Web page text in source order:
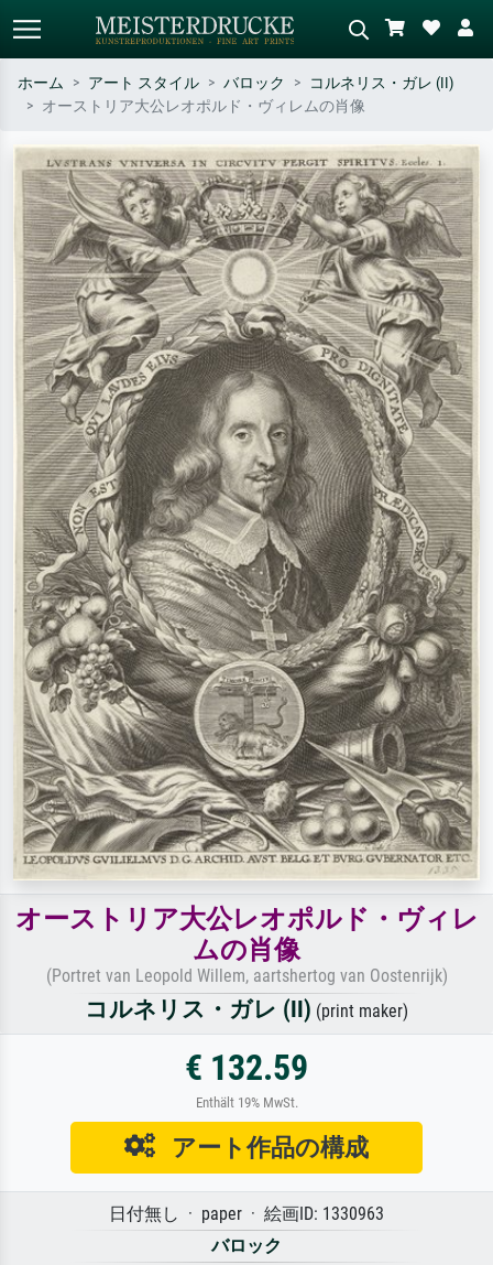
作家名・作品名・スタイルで検索
– 例：モネ、星月夜、印象派、北
斎の波、ヌード。
シーンを説明してください – 例：
緑の草原、赤の多い抽象画、暗い
油絵、木のそばの立ち姿のヌー
ド。
ホーム アート スタイル バロック
コルネリス・ガレ (II)
オーストリア大公レオポルド・ヴィレムの肖像
オーストリア大公レオポルド・ヴィレ
ムの肖像
(Portret van Leopold Willem, aartshertog van Oostenrijk)
コルネリス・ガレ (II) (print maker)
€ 132.59
Enthält 19% MwSt.
アート作品の構成
日付無し · paper · 絵画ID: 1330963
バロック